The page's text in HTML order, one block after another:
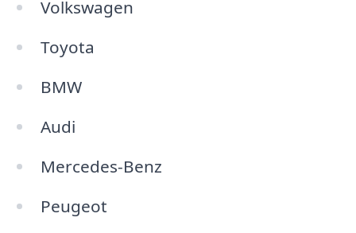
Volkswagen
Toyota
BMW
Audi
Mercedes-Benz
Peugeot